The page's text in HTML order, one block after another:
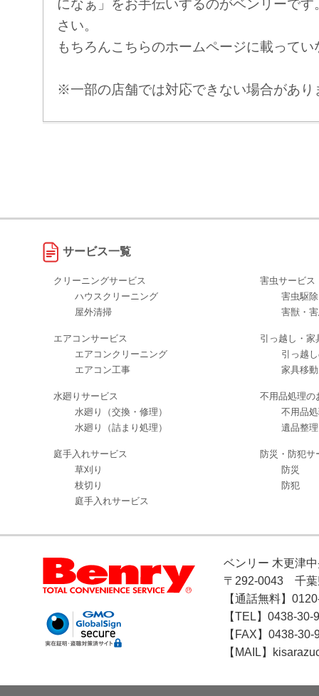
になぁ」をお手伝いするのがベンリーで
さい。
もちろんこちらのホームページに載って
※一部の店舗では対応できない場合があり
サービス一覧
クリーニングサービス
ハウスクリーニング
屋外清掃
エアコンサービス
エアコンクリーニング
エアコン工事
水廻りサービス
水廻り（交換・修理）
水廻り（詰まり処理）
庭手入れサービス
草刈り
枝切り
庭手入れサービス
害虫サービス
害虫駆除
害獣・
引っ越し・家
引っ越
家具移動
不用品処理の
不用品
遺品整理
防災・防犯サ
防災
防犯
ベンリー 木更津
〒292-0043 千葉
【通話無料】
【TEL】0438-30-
【FAX】0438-30-
【MAIL】